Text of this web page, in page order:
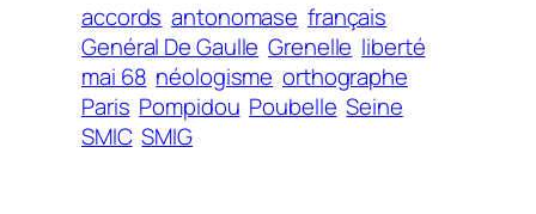
accords antonomase français
Genéral De Gaulle Grenelle liberté
mai 68 néologisme orthographe
Paris Pompidou Poubelle Seine
SMIC SMIG